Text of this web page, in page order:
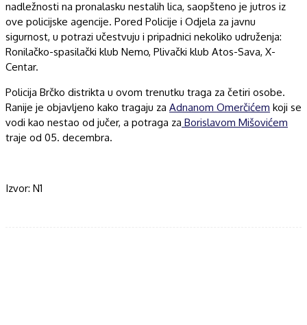
nadležnosti na pronalasku nestalih lica, saopšteno je jutros iz
ove policijske agencije. Pored Policije i Odjela za javnu
sigurnost, u potrazi učestvuju i pripadnici nekoliko udruženja:
Ronilačko-spasilački klub Nemo, Plivački klub Atos-Sava, X-
Centar.
Policija Brčko distrikta u ovom trenutku traga za četiri osobe.
Ranije je objavljeno kako tragaju za Adnanom Omerčićem koji se
vodi kao nestao od jučer, a potraga za Borislavom Mišovićem
traje od 05. decembra.
Izvor: N1